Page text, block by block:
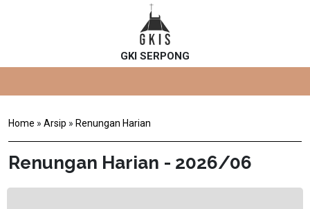
GKI SERPONG
Home » Arsip » Renungan Harian
Renungan Harian - 2026/06